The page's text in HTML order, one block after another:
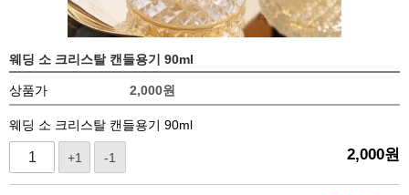
웨딩 소 크리스탈 캔들용기 90ml
상품가 2,000원
웨딩 소 크리스탈 캔들용기 90ml
+1 -1 2,000원